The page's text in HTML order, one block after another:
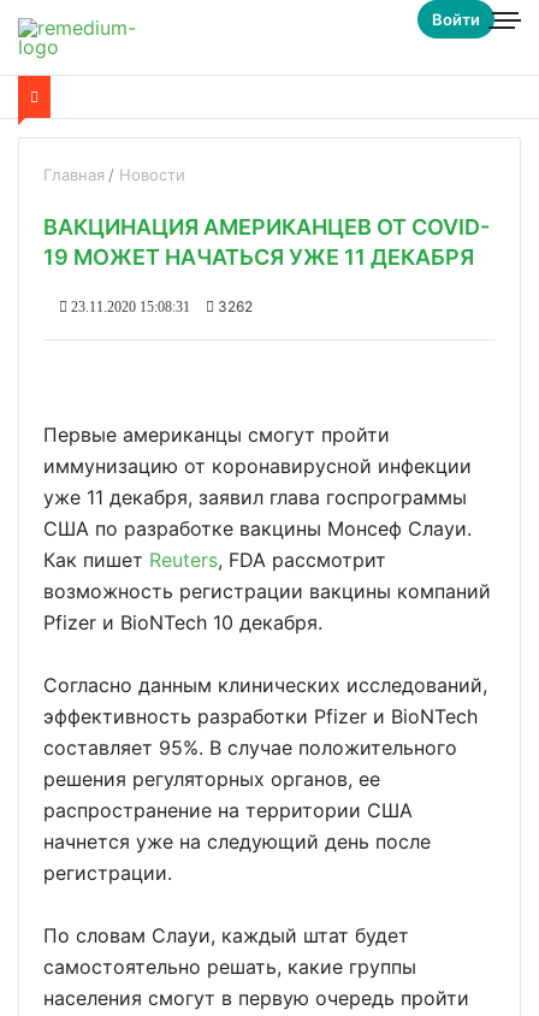
Войти
Главная Новости
ВАКЦИНАЦИЯ АМЕРИКАНЦЕВ ОТ COVID-
19 МОЖЕТ НАЧАТЬСЯ УЖЕ 11 ДЕКАБРЯ
23.11.2020 15:08:31 3262
Первые американцы смогут пройти
иммунизацию от коронавирусной инфекции
уже 11 декабря, заявил глава госпрограммы
США по разработке вакцины Монсеф Слауи.
Как пишет Reuters, FDA рассмотрит
возможность регистрации вакцины компаний
Pfizer и BioNTech 10 декабря.
Согласно данным клинических исследований,
эффективность разработки Pfizer и BioNTech
составляет 95%. В случае положительного
решения регуляторных органов, ее
распространение на территории США
начнется уже на следующий день после
регистрации.
По словам Слауи, каждый штат будет
самостоятельно решать, какие группы
населения смогут в первую очередь пройти